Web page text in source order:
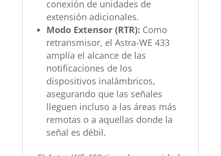
conexión de unidades de
extensión adicionales.
Modo Extensor (RTR): Como
retransmisor, el Astra-WE 433
amplía el alcance de las
notificaciones de los
dispositivos inalámbricos,
asegurando que las señales
lleguen incluso a las áreas más
remotas o a aquellas donde la
señal es débil.